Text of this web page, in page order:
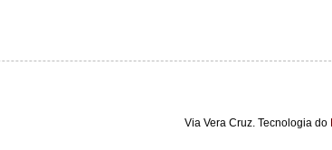
Via Vera Cruz. Tecnologia do